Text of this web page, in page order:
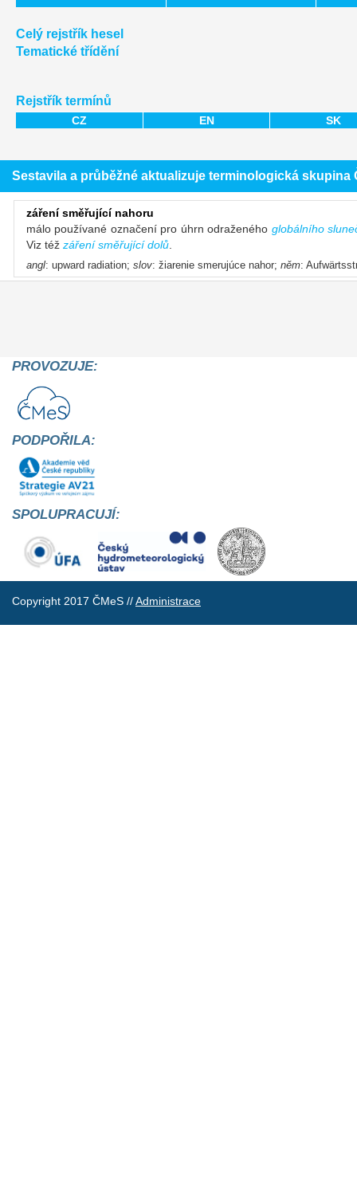
Celý rejstřík hesel
Tematické třídění
Rejstřík termínů
CZ EN SK
Sestavila a průběžné aktualizuje terminologická
záření směřující nahoru
málo používané označení pro úhrn odraženého globálního
Viz též záření směřující dolů
angl: upward radiation; slov: žiarenie smerujúce nahor; něm:
PROVOZUJE:
PODPOŘILA:
SPOLUPRACUJÍ:
Copyright 2017 ČMeS //Administrace